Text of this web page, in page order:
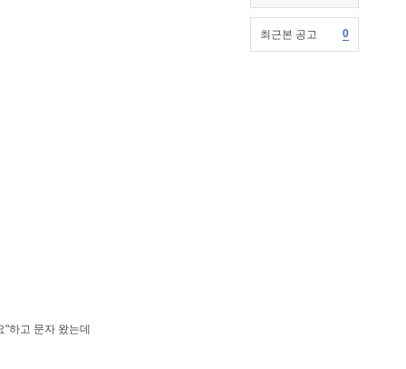
최근본 공고 0
하고 문자 왔는데